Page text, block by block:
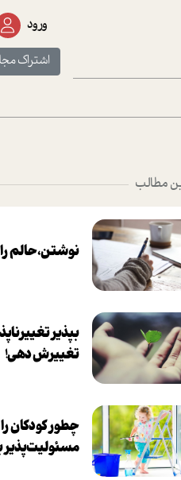
ورود
اشتراک
مطالب
نوشتن، حالم
بپذير
تغييرش دهي!‏
چطور کودکان را
مسئولیت‌پذیر